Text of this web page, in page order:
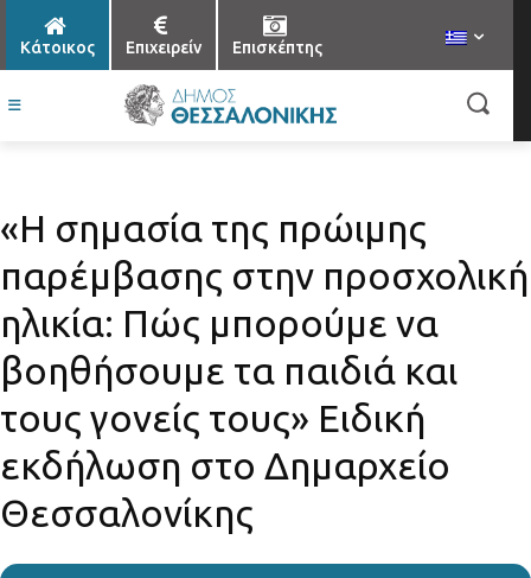
Κάτοικος Επιχειρείν Επισκέπτης
«Η σημασία της πρώιμης
παρέμβασης στην προσχολική
ηλικία: Πώς μπορούμε να
βοηθήσουμε τα παιδιά και
τους γονείς τους» Ειδική
εκδήλωση στο Δημαρχείο
Θεσσαλονίκης